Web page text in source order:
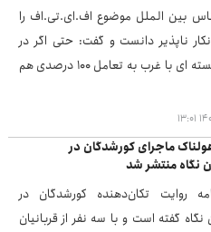
بین الملل موضوع اف.ای.تی.اف را
ناپذیر دانست و گفت: حتی اگر در
موضوع هسته ای با غرب به تعامل ۱۰۰ درصدی هم
ماجرای کورشدگان در
نگاه منتشر شد
روایت تکان‌دهنده کورشدگان در
نگاه گفته است و با سه نفر از قربانیان